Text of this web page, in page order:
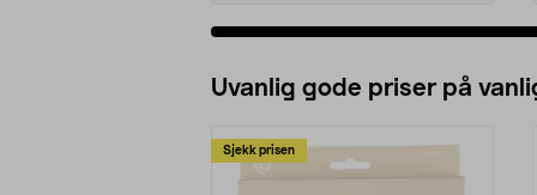
Uvanlig gode priser på
Sjekk prisen